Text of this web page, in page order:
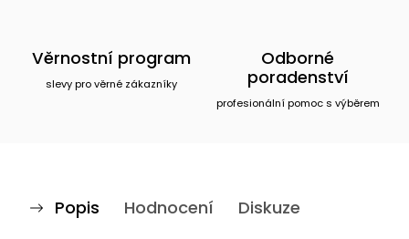
Věrnostní program
slevy pro věrné zákazníky
Odborné
poradenství
profesionální pomoc s výběrem
Popis Hodnocení Diskuze